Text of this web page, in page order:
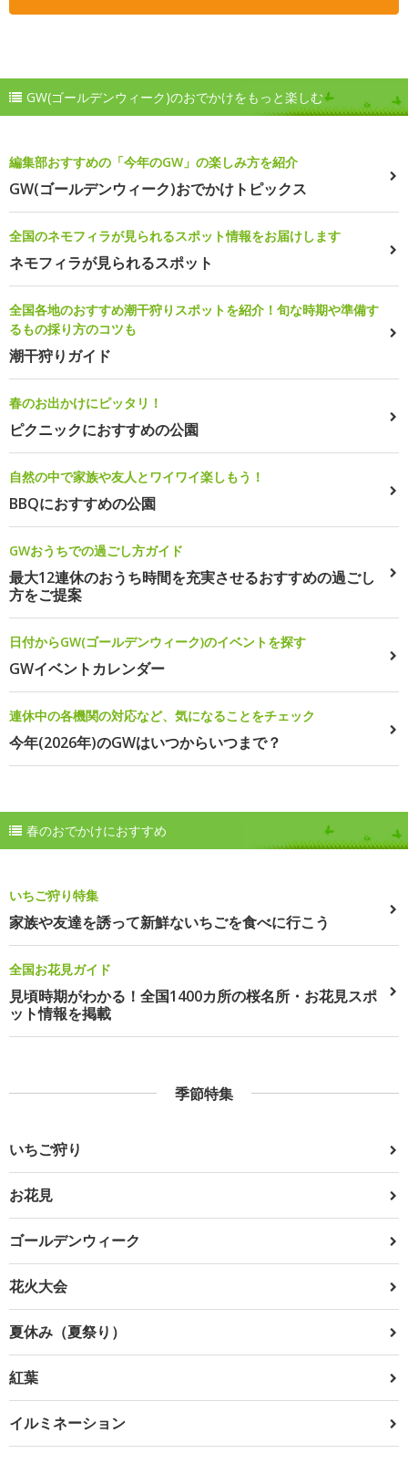
GW(ゴールデンウィーク)のおでかけをもっと楽しむ
編集部おすすめの「今年のGW」の楽しみ方を紹介
GW(ゴールデンウィーク)おでかけトピックス
全国のネモフィラが見られるスポット情報をお届けします
ネモフィラが見られるスポット
全国各地のおすすめ潮干狩りスポットを紹介！旬な時期や準備す
るもの採り方のコツも
潮干狩りガイド
春のお出かけにピッタリ！
ピクニックにおすすめの公園
自然の中で家族や友人とワイワイ楽しもう！
BBQにおすすめの公園
GWおうちでの過ごし方ガイド
最大12連休のおうち時間を充実させるおすすめの過ごし
方をご提案
日付からGW(ゴールデンウィーク)のイベントを探す
GWイベントカレンダー
連休中の各機関の対応など、気になることをチェック
今年(2026年)のGWはいつからいつまで？
春のおでかけにおすすめ
いちご狩り特集
家族や友達を誘って新鮮ないちごを食べに行こう
全国お花見ガイド
見頃時期がわかる！全国1400カ所の桜名所・お花見スポ
ット情報を掲載
季節特集
いちご狩り
お花見
ゴールデンウィーク
花火大会
夏休み（夏祭り）
紅葉
イルミネーション